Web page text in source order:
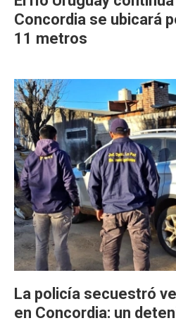
Concordia se ubicará
11 metros
La policía secuestró
en Concordia: un